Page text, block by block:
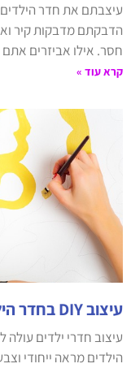
עיצבתם את חדר הילדים
הדבקתם מדבקות קיר
חסר. אילו אביזרים אתם
קרא עוד »
עיצוב DIY בחדר הילדים
עיצוב חדרי ילדים
הילדים מראה ייחודי